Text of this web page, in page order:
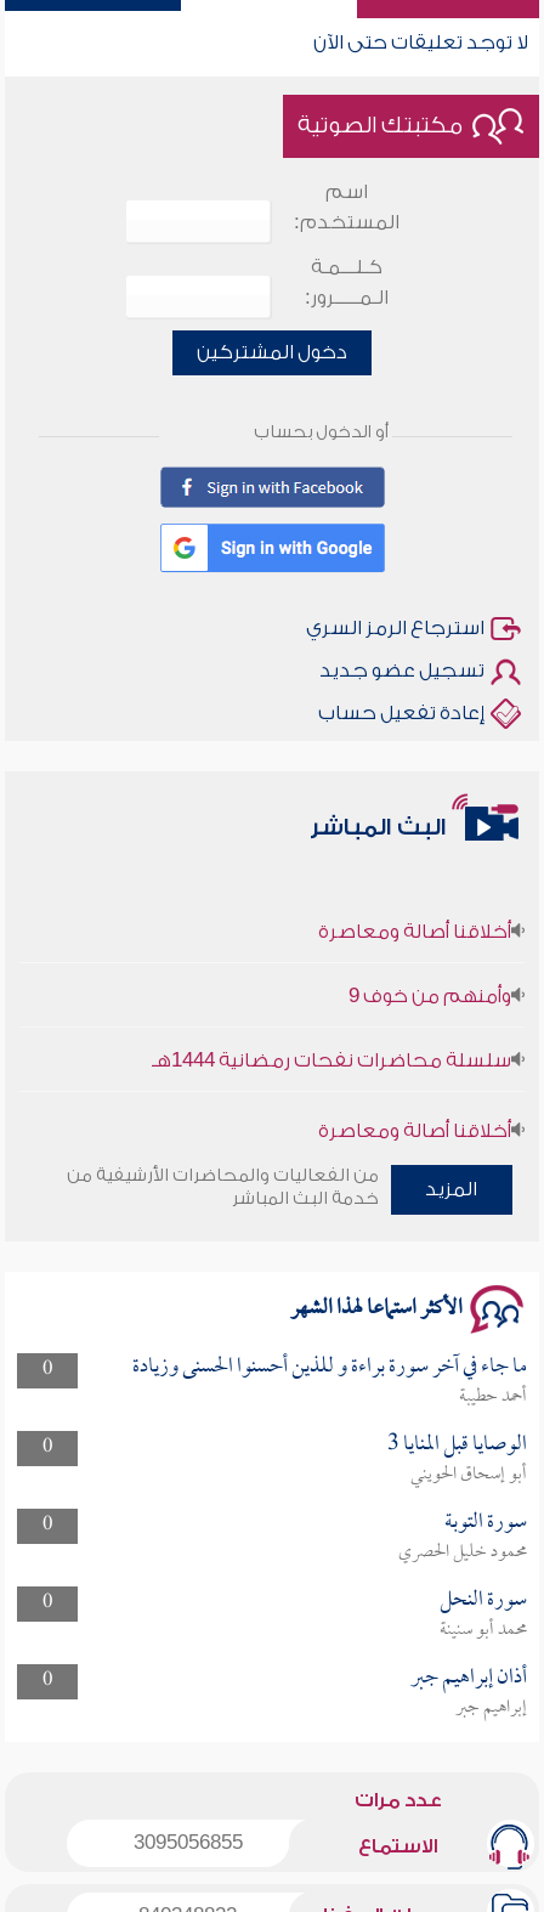
لا توجد تعليقات حتى الآن
مكتبتك الصوتية
اسم
المستخدم:
كـلـــمـة
الـمـــــرور:
دخول المشتركين
أو الدخول بحساب
استرجاع الرمز السري
تسجيل عضو جديد
إعادة تفعيل حساب
البث المباشر
أخلاقنا أصالة ومعاصرة
وأمنهم من خوف 9
سلسلة محاضرات نفحات رمضانية 1444هـ
أخلاقنا أصالة ومعاصرة
وأمنهم من خوف 9
المزيد
من الفعاليات والمحاضرات الأرشيفية من
خدمة البث المباشر
الأكثر استماعا لهذا الشهر
0 ما جاء في آخر سورة براءة و للذين أحسنوا الحسنى وزيادة
أحمد حطيبة
0
الوصايا قبل المنايا 3
أبو إسحاق الحويني
0
سورة التوبة
محمود خليل الحصري
0
سورة النحل
محمد أبو سنينة
0
أذان إبراهيم جبر
إبراهيم جبر
عدد مرات
الاستماع 3095056855